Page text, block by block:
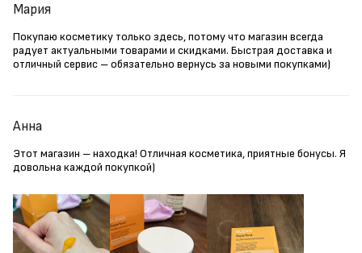
Мария
Покупаю косметику только здесь, потому что магазин всегда
радует актуальными товарами и скидками. Быстрая доставка и
отличный сервис – обязательно вернусь за новыми покупками)
Анна
Этот магазин – находка! Отличная косметика, приятные бонусы. Я
довольна каждой покупкой)